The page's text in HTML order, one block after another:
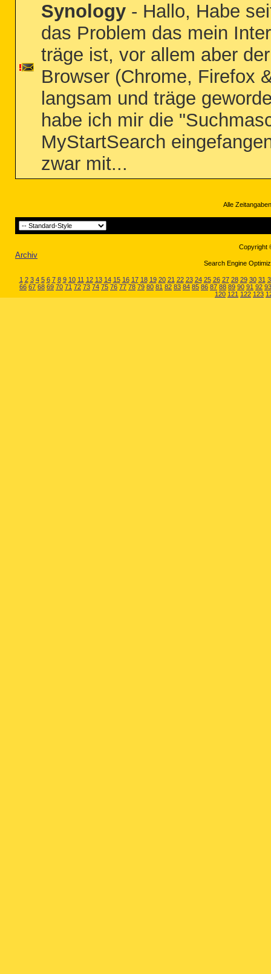
Synology - Hallo, Habe
das Problem das mein
träge ist, vor allem aber
Browser (Chrome, Firefox
langsam und träge
habe ich mir die
MyStartSearch
zwar mit...
Alle
Copyright
Archiv
Search Engine
1 2 3 4 5 6 7 8 9 10 11 12 13 14 15 16 17 18 19 20 21 22 23 24 25 26 27 28 29 30 31
66 67 68 69 70 71 72 73 74 75 76 77 78 79 80 81 82 83 84 85 86 87 88 89 90 91 92 93
120 121 122 123